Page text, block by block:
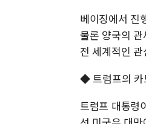
베이징에서 진
물론 양국의
전 세계적인
◆ 트럼프의 카
트럼프 대통령